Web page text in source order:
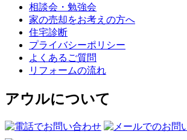
相談会・勉強会
家の売却をお考えの方へ
住宅診断
プライバシーポリシー
よくあるご質問
リフォームの流れ
アウルについて